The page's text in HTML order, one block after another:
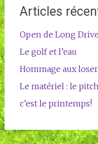
Articles
Open de Long
Le golf et l’eau
Hommage aux
Le matériel : le
c’est le printemps!